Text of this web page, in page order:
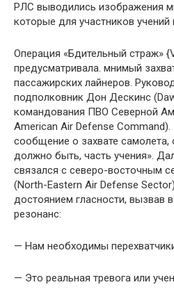
РЛС выводились изображения
которые для участников
Операция «Бдительный страж»
предусматривала. мнимый
пассажирских лайнеров.
подполковник Дон Дескинс
командования ПВО Северной
American Air Defense
сообщение о захвате самолета,
должно быть, часть учения».
связался с северо-восточным
(North-Eastern Air Defense
достоянием гласности, вызвав
резонанс:
— Нам необходимы
— Это реальная тревога или